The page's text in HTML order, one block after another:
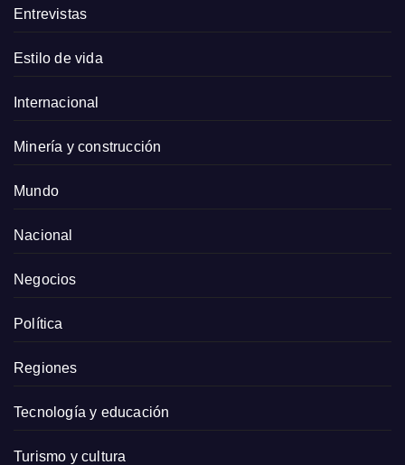
Entrevistas
Estilo de vida
Internacional
Minería y construcción
Mundo
Nacional
Negocios
Política
Regiones
Tecnología y educación
Turismo y cultura